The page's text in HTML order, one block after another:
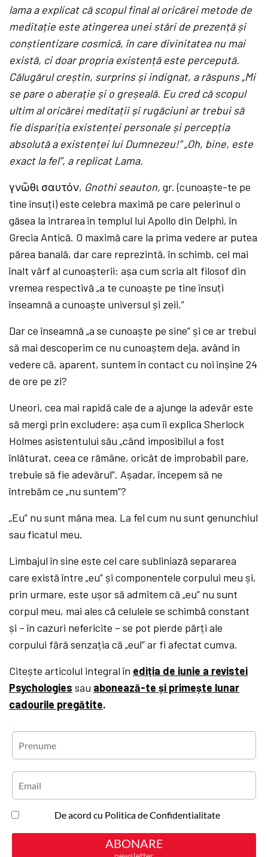
lama a explicat că scopul final al oricărei metode de
meditație este atingerea unei stări de prezență și
conștientizare cosmică, în care divinitatea nu mai
există, ci doar propria existență este percepută.
Călugărul creștin, surprins și indignat, a răspuns „Mi
se pare o aberație și o greșeală. Eu cred că scopul
ultim al oricărei meditații și rugăciuni ar trebui să
fie dispariția existenței personale și percepția
absolută a existenței lui Dumnezeu!” „Oh, bine, este
exact la fel”, a replicat Lama.
γνῶθι σαυτόν, Gnothi seauton, gr. (cunoaște-te pe
tine însuți) este celebra maximă pe care pelerinul o
găsea la intrarea în templul lui Apollo din Delphi, în
Grecia Antică. O maximă care la prima vedere ar putea
părea banală, dar care reprezintă, în schimb, cel mai
înalt vârf al cunoașterii: așa cum scria alt filosof din
vremea respectivă „a te cunoaște pe tine însuți
înseamnă a cunoaște universul și zeii.”
Dar ce înseamnă „a se cunoaște pe sine” și ce ar trebui
să mai descoperim ce nu cunoaștem deja, având în
vedere că, aparent, suntem în contact cu noi înșine 24
de ore pe zi?
Uneori, cea mai rapidă cale de a ajunge la adevăr este
să mergi prin excludere: așa cum îi explica Sherlock
Holmes asistentului său „când imposibilul a fost
înlăturat, ceea ce rămâne, oricât de improbabil pare,
trebuie să fie adevărul”. Așadar, începem să ne
întrebăm ce „nu suntem”?
„Eu” nu sunt mâna mea. La fel cum nu sunt genunchiul
sau ficatul meu.
Limbajul în sine este cel care subliniază separarea
care există între „eu” și componentele corpului meu și,
prin urmare, este ușor să admitem că „eu” nu sunt
corpul meu, mai ales că celulele se schimbă constant
și – în cazuri nefericite – se pot pierde părți ale
corpului fără senzația că „eul” ar fi afectat cumva.
Citește articolul integral în ediția de iunie a revistei
Psychologies sau abonează-te și primește lunar
cadourile pregătite.